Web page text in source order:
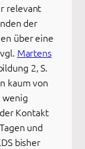
relevant
der
über eine
Martens
2, S.
kaum von
wenig
Kontakt
und
bisher